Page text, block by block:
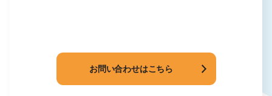
お問い合わせはこちら